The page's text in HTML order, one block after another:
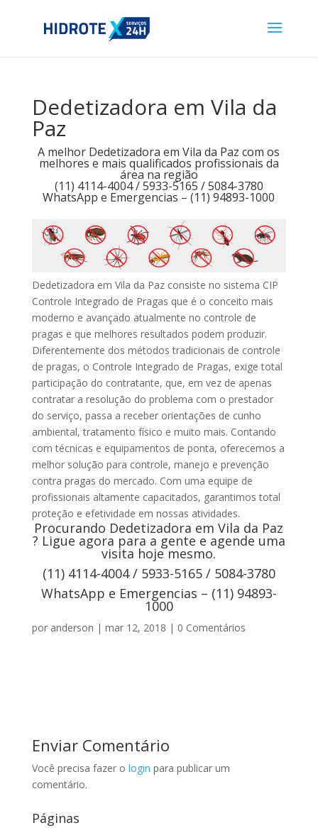
Dedetizadora em Vila da
Paz
A melhor Dedetizadora em Vila da Paz com os
melhores e mais qualificados profissionais da
área na região
(11) 4114-4004 / 5933-5165 / 5084-3780
WhatsApp e Emergencias – (11) 94893-1000
Dedetizadora em Vila da Paz consiste no sistema CIP
Controle Integrado de Pragas que é o conceito mais
moderno e avançado atualmente no controle de
pragas e que melhores resultados podem produzir.
Diferentemente dos métodos tradicionais de controle
de pragas, o Controle Integrado de Pragas, exige total
participação do contratante, que, em vez de apenas
contratar a resolução do problema com o prestador
do serviço, passa a receber orientações de cunho
ambiental, tratamento físico e muito mais. Contando
com técnicas e equipamentos de ponta, oferecemos a
melhor solução para controle, manejo e prevenção
contra pragas do mercado. Com uma equipe de
profissionais altamente capacitados, garantimos total
proteção e efetividade em nossas atividades.
Procurando Dedetizadora em Vila da Paz
? Ligue agora para a gente e agende uma
visita hoje mesmo.
(11) 4114-4004 / 5933-5165 / 5084-3780
WhatsApp e Emergencias – (11) 94893-
1000
por anderson | mar 12, 2018 | 0 Comentários
Enviar Comentário
Você precisa fazer o login para publicar um
comentário.
Páginas